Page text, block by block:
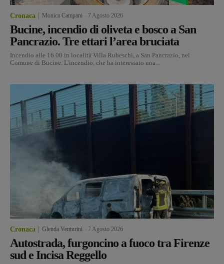
Cronaca Monica Campani 7 Agosto 2026
Bucine, incendio di oliveta e bosco a San
Pancrazio. Tre ettari l’area bruciata
Incendio alle 16.00 in località Villa Rubeschi, a San Pancrazio, nel
Comune di Bucine. L'incendio, che ha interessato una...
Cronaca Glenda Venturini 7 Agosto 2026
Autostrada, furgoncino a fuoco tra Firenze
sud e Incisa Reggello